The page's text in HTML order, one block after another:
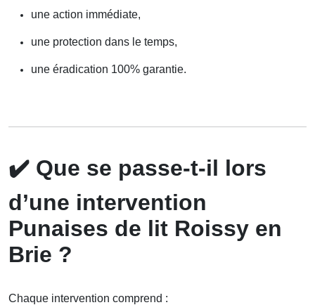
une action immédiate,
une protection dans le temps,
une éradication 100% garantie.
✔️ Que se passe-t-il lors
d’une intervention
Punaises de lit Roissy en
Brie ?
Chaque intervention comprend :